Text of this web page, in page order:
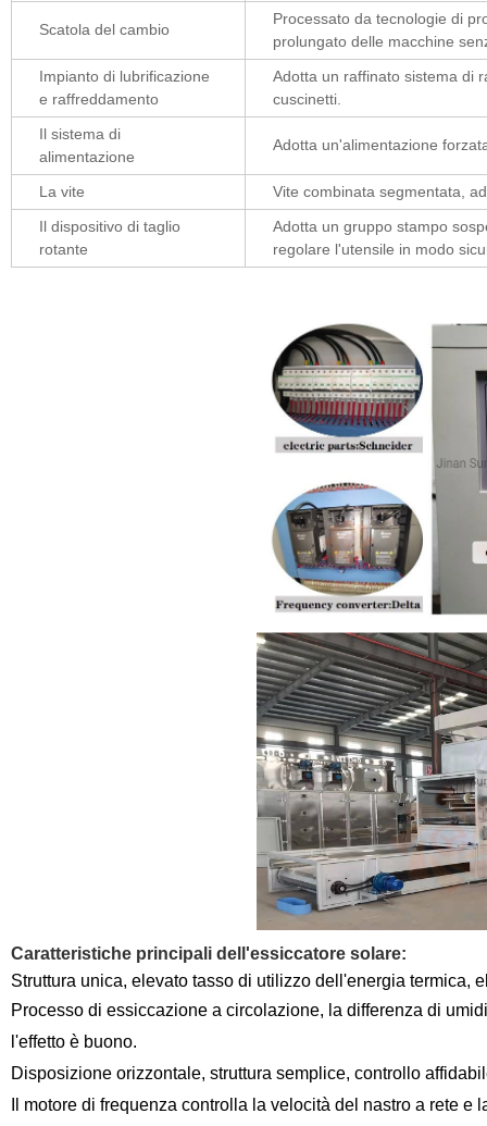
Scatola del cambio
Processato da tecnologie di
prolungato delle macchine
Impianto di lubrificazione
e raffreddamento
Adotta un raffinato sistema di
cuscinetti.
Il sistema di
alimentazione
Adotta un'alimentazione
La vite
Vite combinata segmentata,
Il dispositivo di taglio
rotante
Adotta un gruppo stampo
regolare l'utensile in modo
Caratteristiche principali dell'essiccatore solare:
Struttura unica, elevato tasso di utilizzo dell'energia termica,
Processo di essiccazione a circolazione, la differenza di
l'effetto è buono.
Disposizione orizzontale, struttura semplice, controllo
Il motore di frequenza controlla la velocità del nastro a rete